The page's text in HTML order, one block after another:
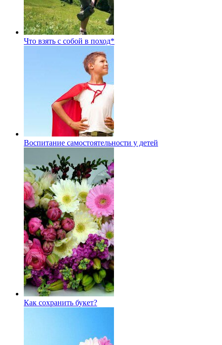
Что взять с собой в поход*
Воспитание самостоятельности у детей
Как сохранить букет?